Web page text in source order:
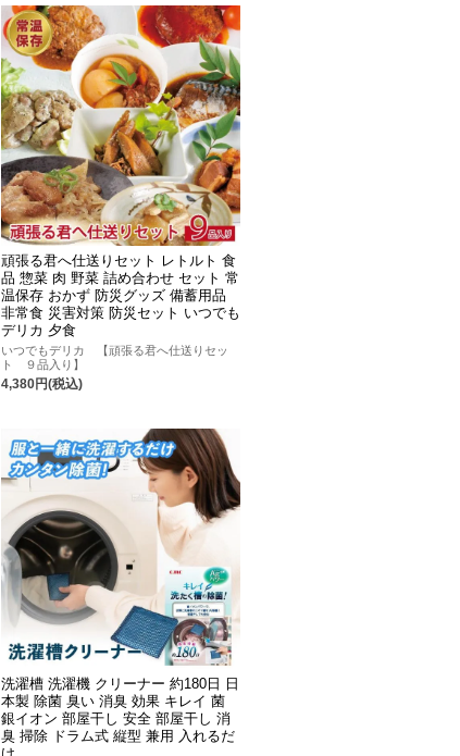
頑張る君へ仕送りセット レトルト 食
品 惣菜 肉 野菜 詰め合わせ セット 常
温保存 おかず 防災グッズ 備蓄用品
非常食 災害対策 防災セット いつでも
デリカ 夕食
いつでもデリカ 【頑張る君へ仕送りセッ
ト ９品入り】
4,380円(税込)
洗濯槽 洗濯機 クリーナー 約180日 日
本製 除菌 臭い 消臭 効果 キレイ 菌
銀イオン 部屋干し 安全 部屋干し 消
臭 掃除 ドラム式 縦型 兼用 入れるだ